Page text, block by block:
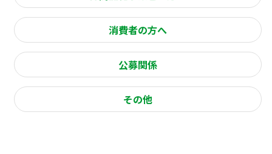
消費者の方へ
公募関係
その他